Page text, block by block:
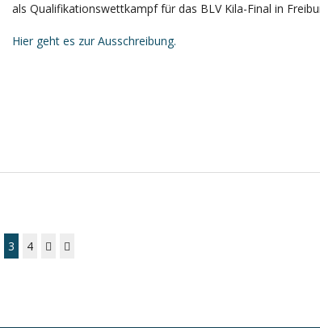
als Qualifikationswettkampf für das BLV Kila-Final in
Hier geht es zur Ausschreibung.
3 4